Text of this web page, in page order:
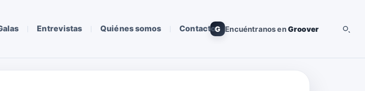
Entrevistas Quiénes somos ContactoG Encuéntranos enGroover